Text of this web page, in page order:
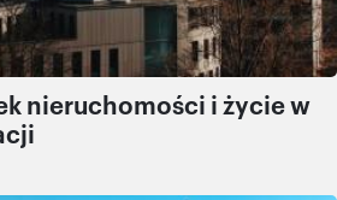
nieruchomości i życie w